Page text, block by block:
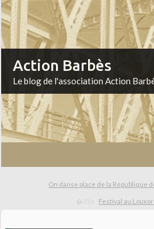
Action Barbès
Le blog de l'association Action
On danse place de la République
Festival au